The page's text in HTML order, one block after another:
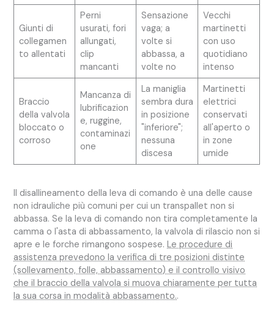
Giunti di
collegamen
to allentati
Perni
usurati, fori
allungati,
clip
mancanti
Sensazione
vaga; a
volte si
abbassa, a
volte no
Vecchi
martinetti
con uso
quotidiano
intenso
Braccio
della valvola
bloccato o
corroso
Mancanza di
lubrificazion
e, ruggine,
contaminazi
one
La maniglia
sembra dura
in posizione
"inferiore";
nessuna
discesa
Martinetti
elettrici
conservati
all'aperto o
in zone
umide
Il disallineamento della leva di comando è una delle cause
non idrauliche più comuni per cui un transpallet non si
abbassa. Se la leva di comando non tira completamente la
camma o l'asta di abbassamento, la valvola di rilascio non si
apre e le forche rimangono sospese. Le procedure di
assistenza prevedono la verifica di tre posizioni distinte
(sollevamento, folle, abbassamento) e il controllo visivo
che il braccio della valvola si muova chiaramente per tutta
la sua corsa in modalità abbassamento..